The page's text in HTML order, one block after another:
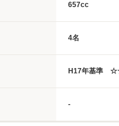
657cc
4名
H17年基準
-